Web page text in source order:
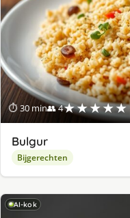
⏱ 30 min👥 4★★★★★
Bulgur
Bijgerechten
AI-kok